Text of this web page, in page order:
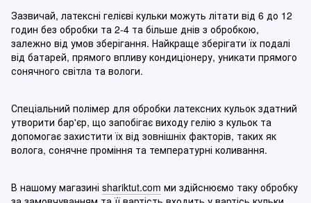
Зазвичай, латексні гелієві кульки можуть літати від 6 до 12
годин без обробки та 2-4 та більше днів з обробкою,
залежно від умов зберігання. Найкраще зберігати їх подалі
від батарей, прямого впливу кондиціонеру, уникати прямого
сонячного світла та вологи.
Спеціальний полімер для обробки латексних кульок здатний
утворити бар'єр, що запобігає виходу гелію з кульок та
допомогає захистити їх від зовнішніх факторів, таких як
волога, сонячне проміння та температурні коливання.
В нашому магазині shariktut.com ми здійснюємо таку обробку